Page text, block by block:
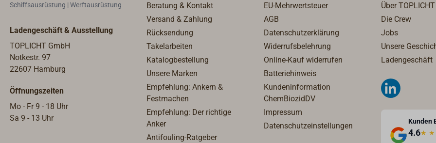
angepasst werden.
Stagen aufwändig demontiert
werden müssen. SALGUARD
dreht mit dem Segel und ist so
bei keinem Manöver hinderlich.2
Stück im Set.
Schiffsausrüstung | Werftausrüstung
Ladengeschäft & Ausstellung
TOPLICHT GmbH
Notkestr. 97
22607 Hamburg
Öffnungszeiten
Mo - Fr 9 - 18 Uhr
Sa 9 - 13 Uhr
Beratung & Kontakt
Versand & Zahlung
Rücksendung
Takelarbeiten
Katalogbestellung
Unsere Marken
Empfehlung: Ankern &
Festmachen
Empfehlung: Der richtige
Anker
Antifouling-Ratgeber
EU-Mehrwertsteuer
AGB
Datenschutzerklärung
Widerrufsbelehrung
Online-Kauf widerrufen
Batteriehinweis
Kundeninformation
ChemBiozidDV
Impressum
Datenschutzeinstellungen
Über TOPLICHT
Die Crew
Jobs
Unsere
Ladengeschäft
Kunden
4.6★ ★